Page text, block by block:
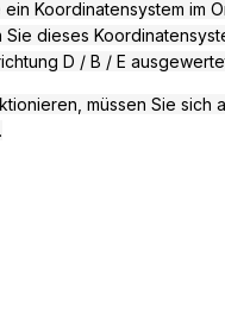
Koordinatensystem im
dieses
D / B / E
müssen Sie sich